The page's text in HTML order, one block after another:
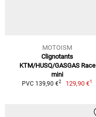
MOTOISM
Clignotants
KTM/HUSQ/GASGAS Race
mini
PVC 139,90 €2 129,90 €1